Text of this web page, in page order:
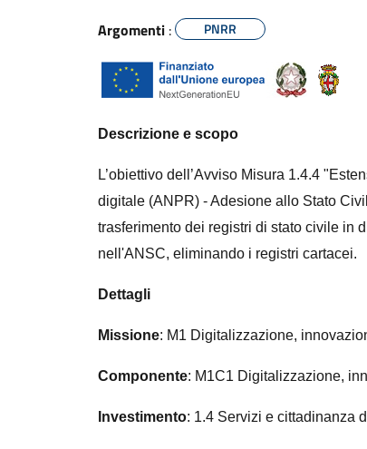
Argomenti : PNRR
Descrizione e scopo
L’obiettivo dell’Avviso Misura 1.4.4
digitale (ANPR) - Adesione allo Stato
trasferimento dei registri di stato civile in
nell'ANSC, eliminando i registri cartacei.
Dettagli
Missione: M1 Digitalizzazione,
Componente: M1C1 Digitalizzazione,
Investimento: 1.4 Servizi e cittadinanza